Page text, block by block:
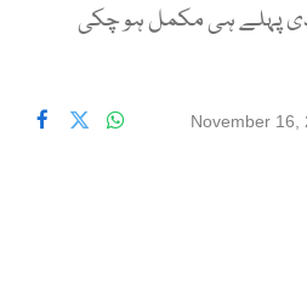
پہلے ہی مکمل ہو چکی
November 16,